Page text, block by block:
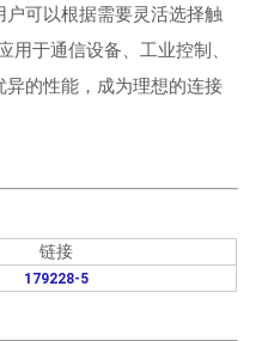
可以根据需要灵活选择触
于通信设备、工业控制、
的性能，成为理想的连接
链接
179228-5